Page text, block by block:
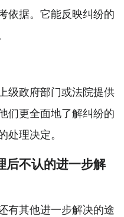
依据。它能反映纠纷的
级政府部门或法院提供
们更全面地了解纠纷的
处理决定。
后不认的进一步解
有其他进一步解决的途